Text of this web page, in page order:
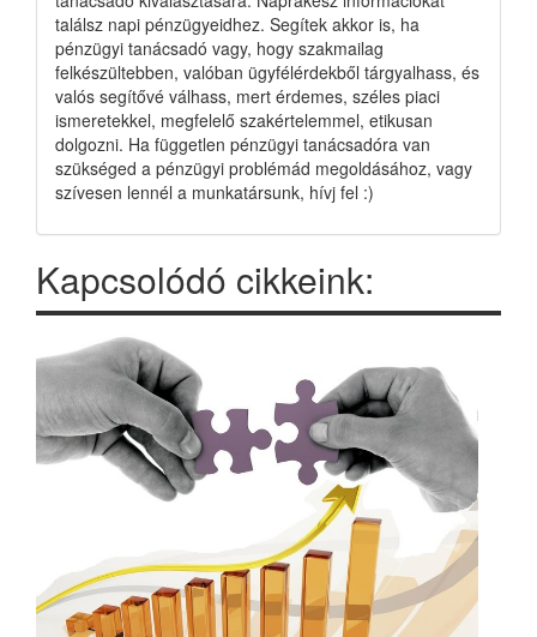
találsz napi pénzügyeidhez. Segítek akkor is, ha
pénzügyi tanácsadó vagy, hogy szakmailag
felkészültebben, valóban ügyfélérdekből tárgyalhass, és
valós segítővé válhass, mert érdemes, széles piaci
ismeretekkel, megfelelő szakértelemmel, etikusan
dolgozni. Ha független pénzügyi tanácsadóra van
szükséged a pénzügyi problémád megoldásához, vagy
szívesen lennél a munkatársunk, hívj fel :)
Kapcsolódó cikkeink: